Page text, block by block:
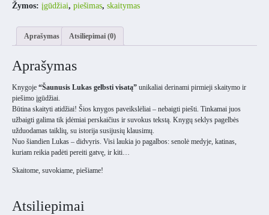
Žymos: įgūdžiai, piešimas, skaitymas
Aprašymas Atsiliepimai (0)
Aprašymas
Knygoje “Šaunusis Lukas gelbsti visatą” unikaliai derinami pirmieji skaitymo ir
piešimo įgūdžiai.
Būtina skaityti atidžiai! Šios knygos paveikslėliai – nebaigti piešti. Tinkamai juos
užbaigti galima tik įdėmiai perskaičius ir suvokus tekstą. Knygų seklys pagelbės
užduodamas taiklių, su istorija susijusių klausimų.
Nuo šiandien Lukas – didvyris. Visi laukia jo pagalbos: senolė medyje, katinas,
kuriam reikia padėti pereiti gatvę, ir kiti…
Skaitome, suvokiame, piešiame!
Atsiliepimai